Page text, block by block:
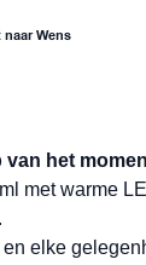
naar Wens
van het
met warme
en elke